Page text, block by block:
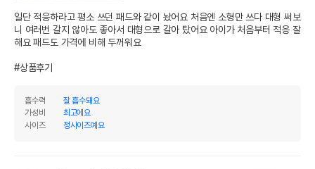
일단 적응하라고 평소 쓰던 패드와 같이 놨어요 처음엔 소형만 쓰다 대형 써보
니 여러번 갈지 않아도 좋아서 대형으로 갈아 탔어요 아이가 처음부터 적응 잘
해요 패드도 가격에 비해 두꺼워요
#상품후기
흡수력
잘 흡수돼요
가성비
최고에요
사이즈
정사이즈예요